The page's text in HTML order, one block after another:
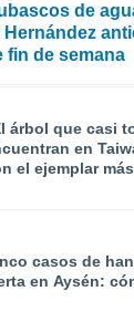
de
fin de semana
árbol que casi
en
el ejemplar
casos de
en Aysén: